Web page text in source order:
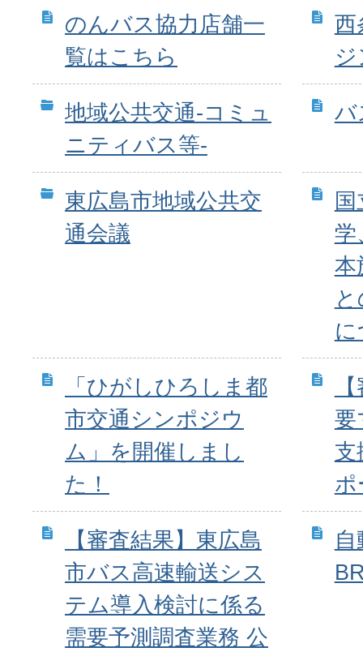
のんバス協力店舗一
覧はこちら
西
地域公共交通-コミュ
ニティバス等-
バ
東広島市地域公共交
通会議
学
本
「ひがしひろしま都
市交通シンポジウ
ム」を開催しまし
た！
要
支
ポ
【審査結果】東広島
市バス高速輸送シス
テム導入検討に係る
需要予測調査業務 公